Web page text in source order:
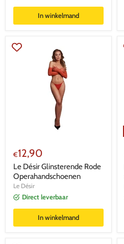
In winkelmand
€12,90
Le Désir Glinsterende Rode
Operahandschoenen
Le Désir
Direct leverbaar
In winkelmand